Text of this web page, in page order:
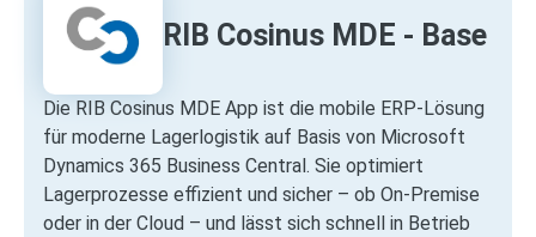
RIB Cosinus MDE - Base
Die RIB Cosinus MDE App ist die mobile ERP‑Lösung
für moderne Lagerlogistik auf Basis von Microsoft
Dynamics 365 Business Central. Sie optimiert
Lagerprozesse effizient und sicher – ob On‑Premise
oder in der Cloud – und lässt sich schnell in Betrieb